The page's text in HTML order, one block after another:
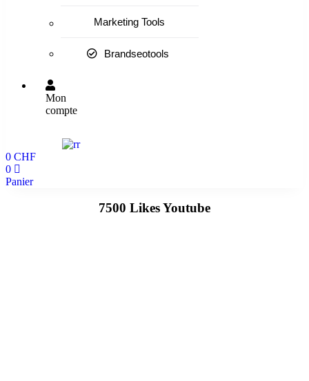
Marketing Tools
Brandseotools
Mon
compte
0 CHF
0
Panier
7500 Likes Youtube